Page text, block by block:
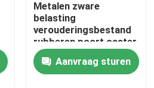
Metalen zware
belasting
verouderingsbestand
rubberen poort caster
met zinkgeplatte
constructie
Aanvraag sturen